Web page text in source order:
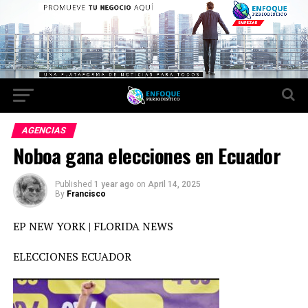
AGENCIAS
Noboa gana elecciones en Ecuador
Published 1 year ago on April 14, 2025
By Francisco
EP NEW YORK | FLORIDA NEWS
ELECCIONES ECUADOR